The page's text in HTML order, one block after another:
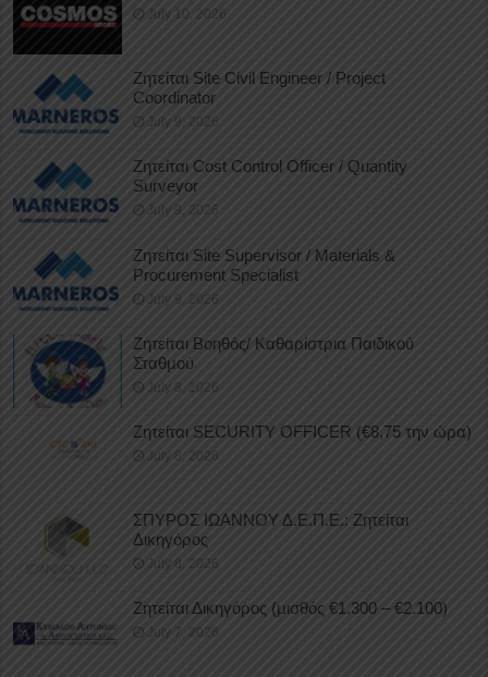
July 10, 2026
Ζητείται Site Civil Engineer / Project
Coordinator
July 9, 2026
Ζητείται Cost Control Officer / Quantity
Surveyor
July 9, 2026
Ζητείται Site Supervisor / Materials &
Procurement Specialist
July 9, 2026
Ζητείται Βοηθός/ Καθαρίστρια Παιδικού
Σταθμού
July 8, 2026
Ζητείται SECURITY OFFICER (€8,75 την ώρα)
July 8, 2026
ΣΠΥΡΟΣ ΙΩΑΝΝΟΥ Δ.Ε.Π.Ε.: Ζητείται
Δικηγόρος
July 8, 2026
Ζητείται Δικηγόρος (μισθός €1.300 – €2.100)
July 7, 2026